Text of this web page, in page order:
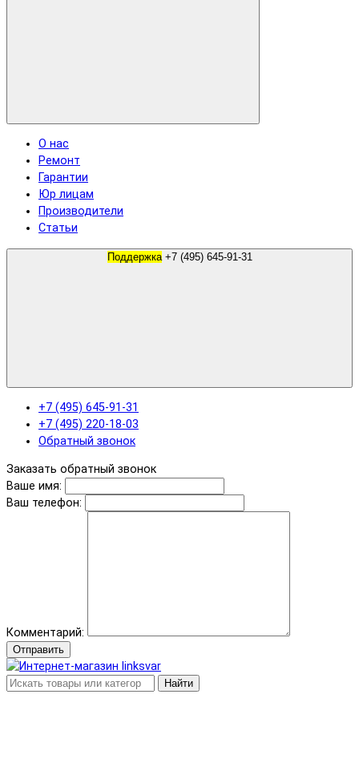
О нас
Ремонт
Гарантии
Юр лицам
Производители
Статьи
Поддержка
+7 (495) 645-91-31
+7 (495) 220-18-03
Обратный звонок
Заказать обратный звонок
Ваше имя:
Ваш телефон:
Комментарий:
Отправить
Найти